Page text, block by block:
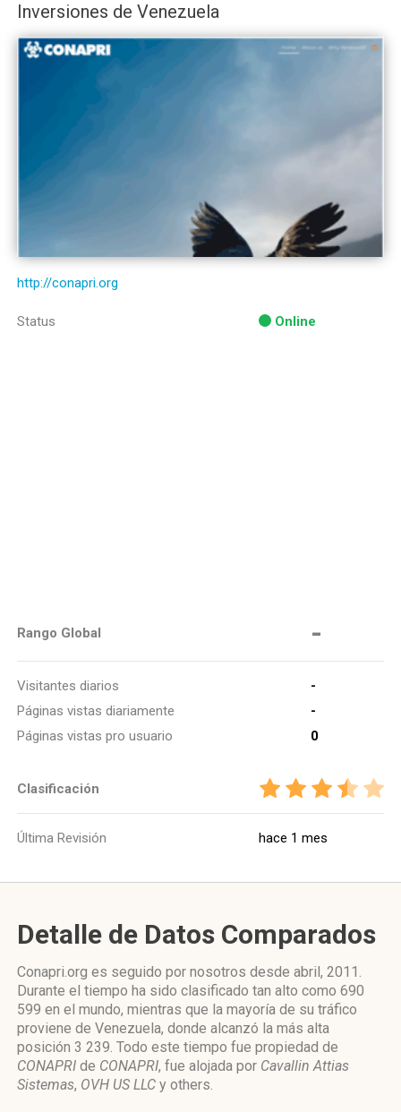
Inversiones de Venezuela
http://conapri.org
Status Online
Rango Global -
Visitantes diarios
-
Páginas vistas diariamente
-
Páginas vistas pro usuario
0
Clasificación
Última Revisión hace 1 mes
Detalle de Datos Comparados
Conapri.org es seguido por nosotros desde abril, 2011.
Durante el tiempo ha sido clasificado tan alto como 690
599 en el mundo, mientras que la mayoría de su tráfico
proviene de Venezuela, donde alcanzó la más alta
posición 3 239. Todo este tiempo fue propiedad de
CONAPRI de CONAPRI, fue alojada por Cavallin Attias
Sistemas, OVH US LLC y others.